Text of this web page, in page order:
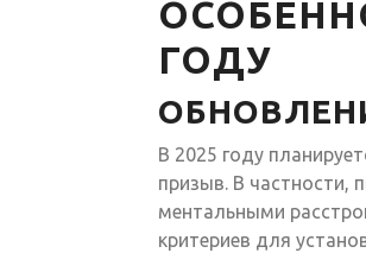
ГОДУ
В 2025 году
призыв. В частности,
ментальными
критериев для